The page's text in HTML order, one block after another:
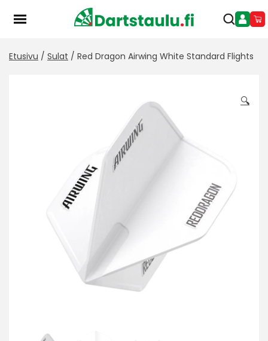
Etusivu / Sulat / Red Dragon Airwing White Standard Flights
🔍